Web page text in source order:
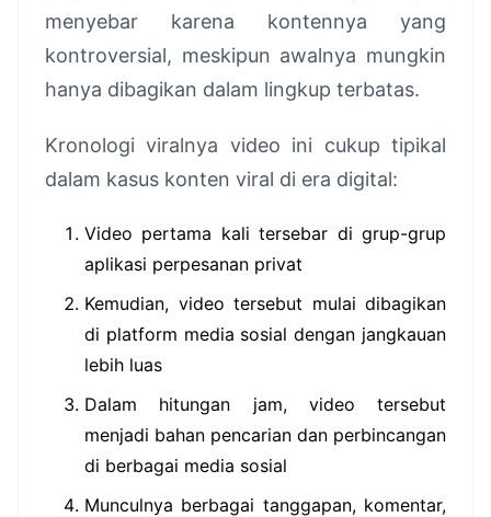
menyebar karena kontennya yang
kontroversial, meskipun awalnya mungkin
hanya dibagikan dalam lingkup terbatas.
Kronologi viralnya video ini cukup tipikal
dalam kasus konten viral di era digital:
Video pertama kali tersebar di grup-grup
aplikasi perpesanan privat
Kemudian, video tersebut mulai dibagikan
di platform media sosial dengan jangkauan
lebih luas
Dalam hitungan jam, video tersebut
menjadi bahan pencarian dan perbincangan
di berbagai media sosial
Munculnya berbagai tanggapan, komentar,